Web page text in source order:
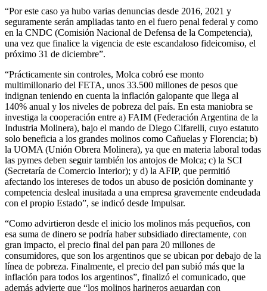
“Por este caso ya hubo varias denuncias desde 2016, 2021 y
seguramente serán ampliadas tanto en el fuero penal federal y como
en la CNDC (Comisión Nacional de Defensa de la Competencia),
una vez que finalice la vigencia de este escandaloso fideicomiso, el
próximo 31 de diciembre”.
“Prácticamente sin controles, Molca cobró ese monto
multimillonario del FETA, unos 33.500 millones de pesos que
indignan teniendo en cuenta la inflación galopante que llega al
140% anual y los niveles de pobreza del país. En esta maniobra se
investiga la cooperación entre a) FAIM (Federación Argentina de la
Industria Molinera), bajo el mando de Diego Cifarelli, cuyo estatuto
solo beneficia a los grandes molinos como Cañuelas y Florencia; b)
la UOMA (Unión Obrera Molinera), ya que en materia laboral todas
las pymes deben seguir también los antojos de Molca; c) la SCI
(Secretaría de Comercio Interior); y d) la AFIP, que permitió
afectando los intereses de todos un abuso de posición dominante y
competencia desleal inusitada a una empresa gravemente endeudada
con el propio Estado”, se indicó desde Impulsar.
“Como advirtieron desde el inicio los molinos más pequeños, con
esa suma de dinero se podría haber subsidiado directamente, con
gran impacto, el precio final del pan para 20 millones de
consumidores, que son los argentinos que se ubican por debajo de la
línea de pobreza. Finalmente, el precio del pan subió más que la
inflación para todos los argentinos”, finalizó el comunicado, que
además advierte que “los molinos harineros aguardan con